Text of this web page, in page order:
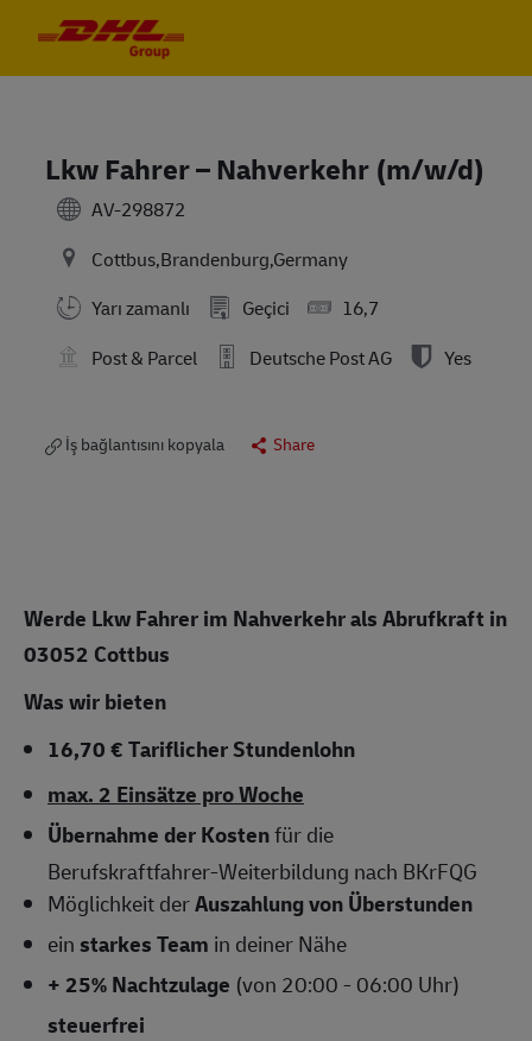
Lkw Fahrer – Nahverkehr (m/w/d)
AV-298872
Cottbus,Brandenburg,Germany
Yarı zamanlı
Geçici
16,7
Post & Parcel
Deutsche Post AG Yes
İş bağlantısını kopyala Share
Werde Lkw Fahrer im Nahverkehr als Abrufkraft in
03052 Cottbus
Was wir bieten
16,70 € Tariflicher Stundenlohn
max. 2 Einsätze pro Woche
Übernahme der Kostenfür die
Berufskraftfahrer-Weiterbildung nach BKrFQG
Möglichkeit derAuszahlung von Überstunden
einstarkes Team in deiner Nähe
+ 25% Nachtzulage (von 20:00 - 06:00 Uhr)
steuerfrei